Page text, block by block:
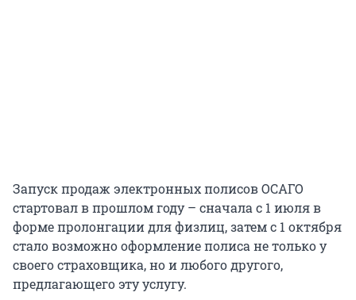
Запуск продаж электронных полисов ОСАГО
стартовал в прошлом году – сначала с 1 июля в
форме пролонгации для физлиц, затем с 1 октября
стало возможно оформление полиса не только у
своего страховщика, но и любого другого,
предлагающего эту услугу.